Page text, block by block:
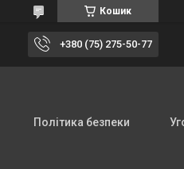
Кошик
+380 (75) 275-50-77
Політика безпеки